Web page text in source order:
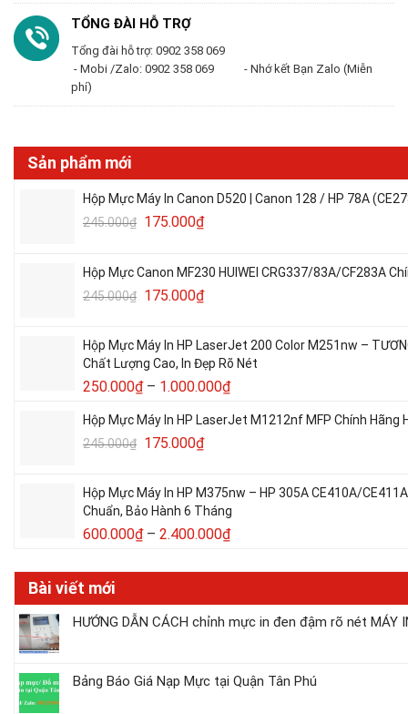
TỔNG ĐÀI HỖ TRỢ
Tổng đài hỗ trợ: 0902 358 069
- Mobi /Zalo: 0902 358 069 - Nhớ kết Bạn Zalo (Miễn
phí)
Sản phẩm mới
Hộp Mực Máy In Canon D520 | Canon 128 / HP 78A
245.000₫ 175.000₫
Hộp Mực Canon MF230 HUIWEI CRG337/83A/CF283A
245.000₫ 175.000₫
Hộp Mực Máy In HP LaserJet 200 Color M251nw –
Chất Lượng Cao, In Đẹp Rõ Nét
250.000₫ – 1.000.000₫
Hộp Mực Máy In HP LaserJet M1212nf MFP Chính
245.000₫ 175.000₫
Hộp Mực Máy In HP M375nw – HP 305A CE410A/
Chuẩn, Bảo Hành 6 Tháng
600.000₫ – 2.400.000₫
Bài viết mới
HƯỚNG DẪN CÁCH chỉnh mực in đen đậm rõ nét MÁY
Bảng Báo Giá Nạp Mực tại Quận Tân Phú